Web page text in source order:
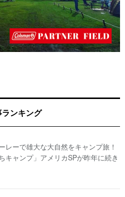
ンキング
レーで雄大な大自然をキャンプ旅！
キャンプ」アメリカSPが昨年に続き